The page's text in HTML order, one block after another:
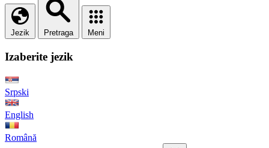
Jezik Pretraga Meni
Izaberite jezik
Srpski
English
Română